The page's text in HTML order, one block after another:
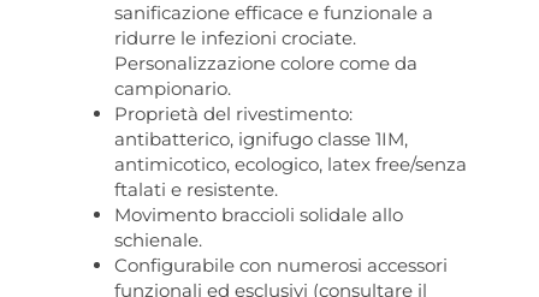
sanificazione efficace e funzionale a
ridurre le infezioni crociate.
Personalizzazione colore come da
campionario.
Proprietà del rivestimento:
antibatterico, ignifugo classe 1IM,
antimicotico, ecologico, latex free/senza
ftalati e resistente.
Movimento braccioli solidale allo
schienale.
Configurabile con numerosi accessori
funzionali ed esclusivi (consultare il